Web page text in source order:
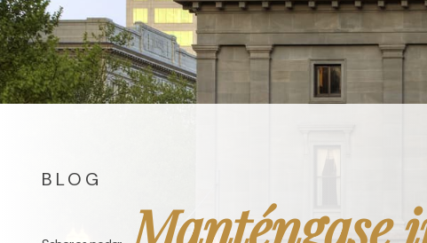
Manténgase
BLOG